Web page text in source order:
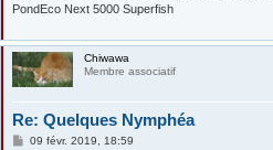
PondEco Next 5000 Superfish
Chiwawa
Membre associatif
Re: Quelques Nymphéa
M09 févr. 2019, 18:59